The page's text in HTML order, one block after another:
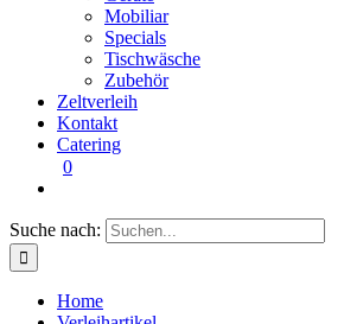
Mobiliar
Specials
Tischwäsche
Zubehör
Zeltverleih
Kontakt
Catering
0
Suche nach:
Home